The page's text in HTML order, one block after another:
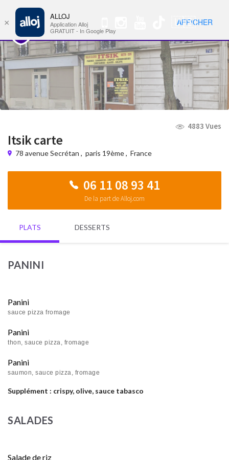
🇺🇸 Nav
4883 Vues
Itsik carte
78 avenue Secrétan , paris 19ème, France
06 11 08 93 41
De la part de Alloj.com
PLATS DESSERTS
PANINI
Panini
sauce pizza fromage
Panini
thon, sauce pizza, fromage
Panini
saumon, sauce pizza, fromage
Supplément : crispy, olive, sauce tabasco
SALADES
Salade de riz
×
ALLOJ
Application Alloj
GRATUIT - In Google Play
AFFICHER